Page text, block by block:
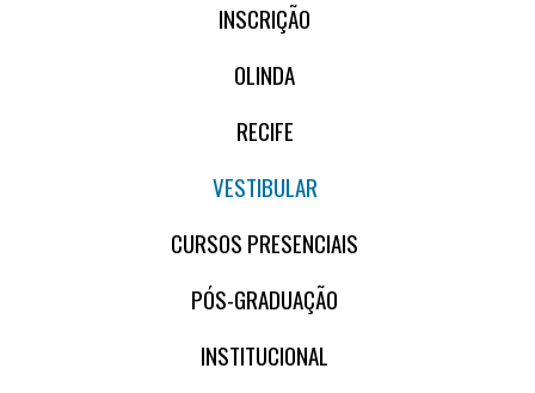
INSCRIÇÃO
OLINDA
RECIFE
VESTIBULAR
CURSOS PRESENCIAIS
PÓS-GRADUAÇÃO
INSTITUCIONAL